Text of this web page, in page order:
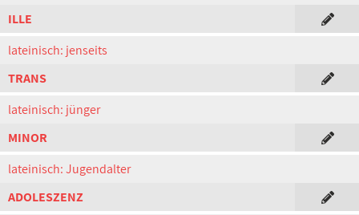
ILLE
lateinisch: jenseits
TRANS
lateinisch: jünger
MINOR
lateinisch: Jugendalter
ADOLESZENZ